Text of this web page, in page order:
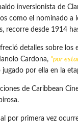
inversionista de
como el nominado a
recorre desde 1914
detalles sobre
Cardona, “por
por ella en la
de Caribbean
por primera vez